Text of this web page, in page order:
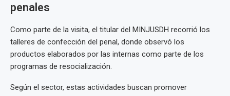
penales
Como parte de la visita, el titular del MINJUSDH recorrió los
talleres de confección del penal, donde observó los
productos elaborados por las internas como parte de los
programas de resocialización.
Según el sector, estas actividades buscan promover